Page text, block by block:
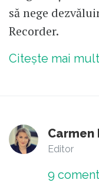
să nege
Recorder.
Citește mai mult
Carmen
Editor
9